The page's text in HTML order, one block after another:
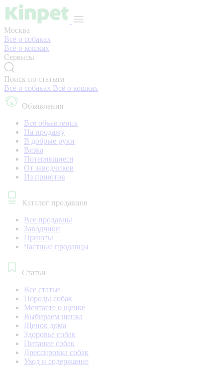
Москва
Всё о собаках
Всё о кошках
Сервисы
Поиск по статьям
Всё о собаках Всё о кошках
Объявления
Все объявления
На продажу
В добрые руки
Вязка
Потерявшиеся
От заводчиков
Из приютов
Каталог продавцов
Все продавцы
Заводчики
Приюты
Частные продавцы
Статьи
Все статьи
Породы собак
Мечтаете о щенке
Выбираем щенка
Щенок дома
Здоровье собак
Питание собак
Дрессировка собак
Уход и содержание